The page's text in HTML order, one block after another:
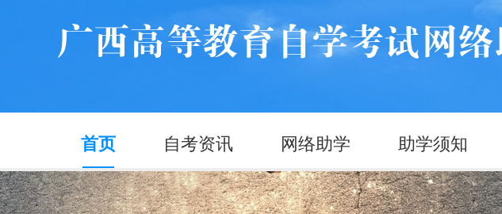
首页 自考资讯 网络助学 助学须知